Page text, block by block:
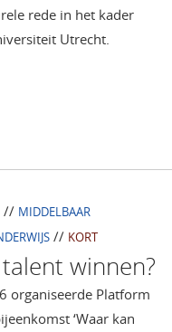
rede in het kader
Utrecht.
// MIDDELBAAR
// KORT
winnen?
organiseerde Platform
‘Waar kan